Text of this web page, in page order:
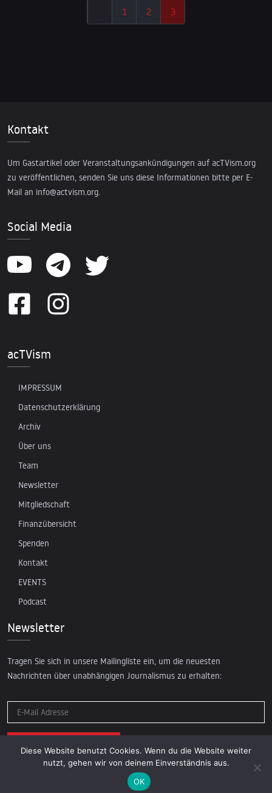
1 2 3
Kontakt
Um Gastartikel oder Veranstaltungsankündigungen auf acTVism.org
zu veröffentlichen, senden Sie uns diese Informationen bitte per E-
Mail an info@actvism.org
Social Media
acTVism
IMPRESSUM
Datenschutzerklärung
Archiv
Über uns
Team
Newsletter
Mitgliedschaft
Finanzübersicht
Spenden
Kontakt
EVENTS
Podcast
Newsletter
Tragen Sie sich in unsere Mailingliste ein, um die neuesten
Nachrichten über unabhängigen Journalismus zu erhalten:
Diese Website benutzt Cookies. Wenn du die Website weiter
nutzt, gehen wir von deinem Einverständnis aus.
OK